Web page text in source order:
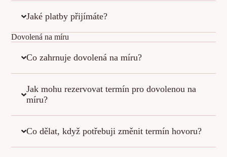
Jaké platby přijímáte?
Dovolená na míru
Co zahrnuje dovolená na míru?
Jak mohu rezervovat termín pro dovolenou na
míru?
Co dělat, když potřebuji změnit termín hovoru?